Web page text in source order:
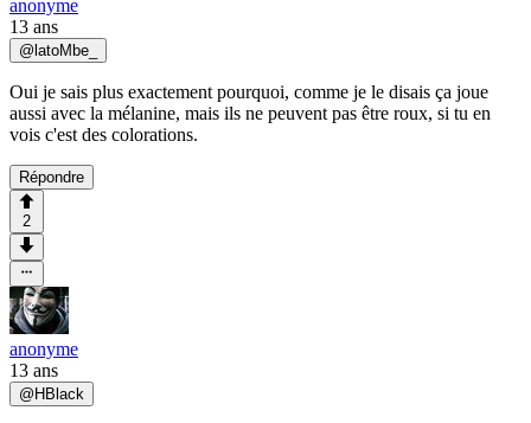
anonyme
13 ans
@ latoMbe_
Oui je sais plus exactement pourquoi, comme je le disais ça joue
aussi avec la mélanine, mais ils ne peuvent pas être roux, si tu en
vois c'est des colorations.
Répondre
2
anonyme
13 ans
@ HBlack